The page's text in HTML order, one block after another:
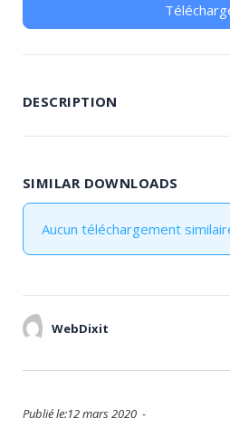
DESCRIPTION
SIMILAR DOWNLOADS
Aucun téléchargement
WebDixit
Publié le:12 mars 2020 -